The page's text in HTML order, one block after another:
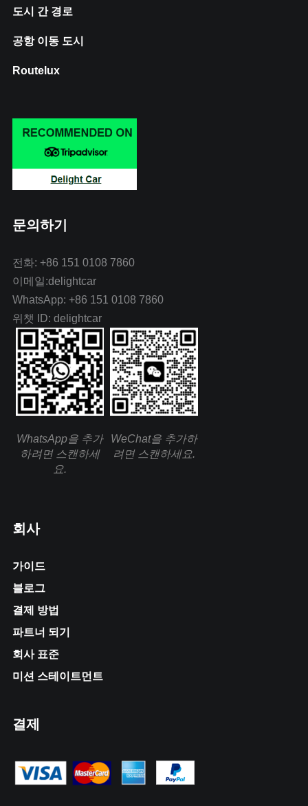
도시 간 경로
공항 이동 도시
Routelux
문의하기
전화: +86 151 0108 7860
이메일:delightcar
WhatsApp: +86 151 0108 7860
위챗 ID: delightcar
WhatsApp을 추가
하려면 스캔하세
요.
WeChat을 추가하
려면 스캔하세요.
회사
가이드
블로그
결제 방법
파트너 되기
회사 표준
미션 스테이트먼트
결제